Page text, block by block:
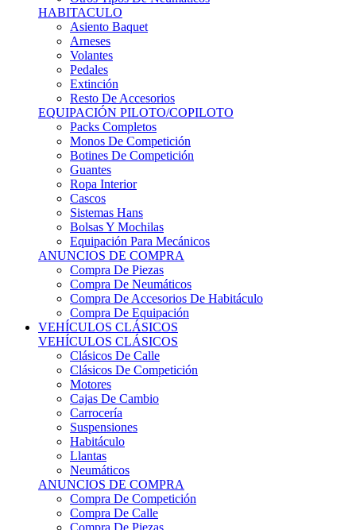
HABITACULO
Asiento Baquet
Arneses
Volantes
Pedales
Extinción
Resto De Accesorios
EQUIPACIÓN PILOTO/COPILOTO
Packs Completos
Monos De Competición
Botines De Competición
Guantes
Ropa Interior
Cascos
Sistemas Hans
Bolsas Y Mochilas
Equipación Para Mecánicos
ANUNCIOS DE COMPRA
Compra De Piezas
Compra De Neumáticos
Compra De Accesorios De Habitáculo
Compra De Equipación
VEHÍCULOS CLÁSICOS
VEHÍCULOS CLÁSICOS
Clásicos De Calle
Clásicos De Competición
Motores
Cajas De Cambio
Carrocería
Suspensiones
Habitáculo
Llantas
Neumáticos
ANUNCIOS DE COMPRA
Compra De Competición
Compra De Calle
Compra De Piezas